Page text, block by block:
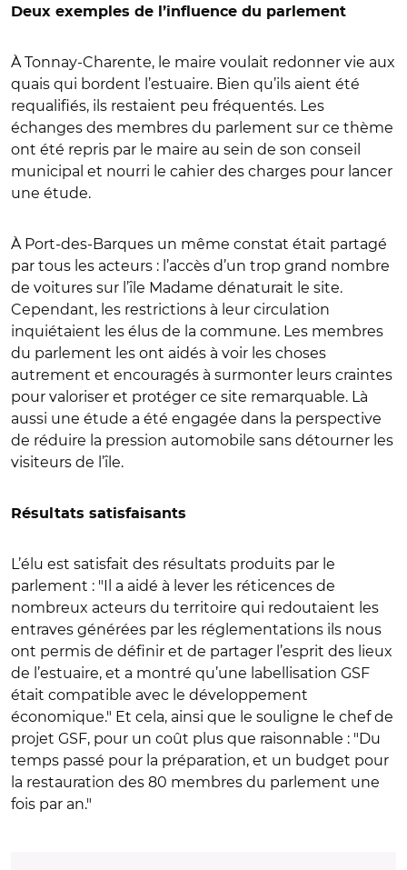
Deux exemples de l’influence du parlement
À Tonnay-Charente, le maire voulait redonner vie aux
quais qui bordent l’estuaire. Bien qu’ils aient été
requalifiés, ils restaient peu fréquentés. Les
échanges des membres du parlement sur ce thème
ont été repris par le maire au sein de son conseil
municipal et nourri le cahier des charges pour lancer
une étude.
À Port-des-Barques un même constat était partagé
par tous les acteurs : l’accès d’un trop grand nombre
de voitures sur l’île Madame dénaturait le site.
Cependant, les restrictions à leur circulation
inquiétaient les élus de la commune. Les membres
du parlement les ont aidés à voir les choses
autrement et encouragés à surmonter leurs craintes
pour valoriser et protéger ce site remarquable. Là
aussi une étude a été engagée dans la perspective
de réduire la pression automobile sans détourner les
visiteurs de l’île.
Résultats satisfaisants
L’élu est satisfait des résultats produits par le
parlement : "Il a aidé à lever les réticences de
nombreux acteurs du territoire qui redoutaient les
entraves générées par les réglementations ils nous
ont permis de définir et de partager l’esprit des lieux
de l’estuaire, et a montré qu’une labellisation GSF
était compatible avec le développement
économique." Et cela, ainsi que le souligne le chef de
projet GSF, pour un coût plus que raisonnable : "Du
temps passé pour la préparation, et un budget pour
la restauration des 80 membres du parlement une
fois par an."